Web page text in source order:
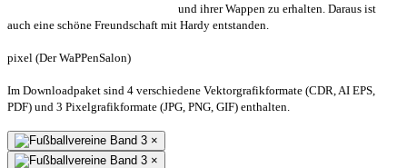
und ihrer Wappen zu erhalten. Daraus ist
auch eine schöne Freundschaft mit Hardy entstanden.
pixel (Der WaPPenSalon)
Im Downloadpaket sind 4 verschiedene Vektorgrafikformate (CDR, AI EPS,
PDF) und 3 Pixelgrafikformate (JPG, PNG, GIF) enthalten.
×
×